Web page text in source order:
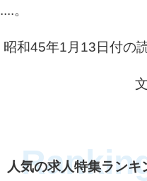
。
和45年1月13日付の
文 ／ 高
人気の求人特集ランキ